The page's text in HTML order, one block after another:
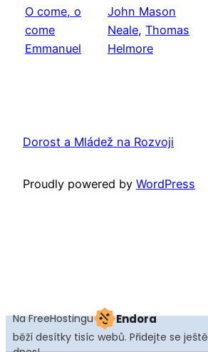
Na FreeHostingu Endora
běží desítky tisíc webů. Přidejte se ještě
O come, o
come
Emmanuel
John Mason
Neale, Thomas
Helmore
Dorost a Mládež na Rozvoji
Proudly powered by WordPress